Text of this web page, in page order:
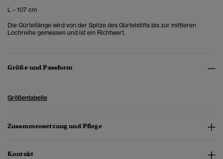
L – 107 cm
Die Gürtellänge wird von der Spitze des Gürtelstifts bis zur mittleren
Lochreihe gemessen und ist ein Richtwert.
Größe und Passform
Größentabelle
Zusammensetzung und Pflege
Kontakt